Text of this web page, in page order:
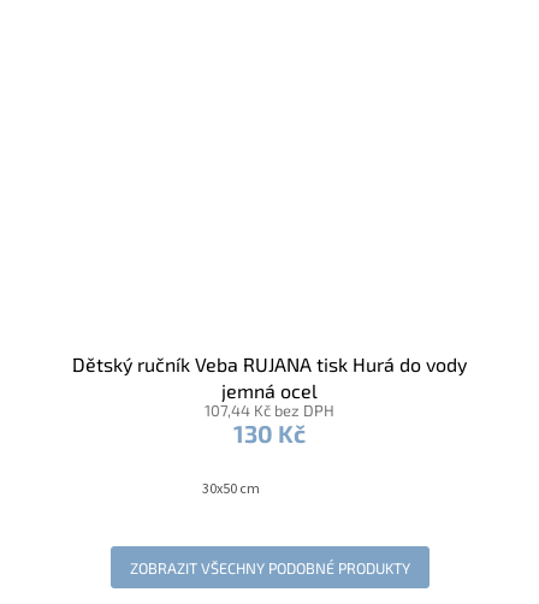
Dětský ručník Veba RUJANA tisk Hurá do vody
jemná ocel
107,44 Kč bez DPH
130 Kč
30x50 cm
ZOBRAZIT VŠECHNY PODOBNÉ PRODUKTY